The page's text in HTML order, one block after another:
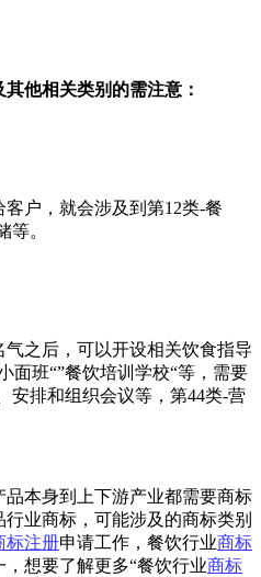
他相关类别的需注意：
户，就会涉及到第12类-餐
等。
之后，可以开设相关饮食指导
面班“”餐饮培训学校“等，需要
安排和组织会议等，第44类-营
本身到上下游产业都需要商标
业商标，可能涉及的商标类别
标注册申请工作，餐饮行业商标
想要了解更多“餐饮行业商标